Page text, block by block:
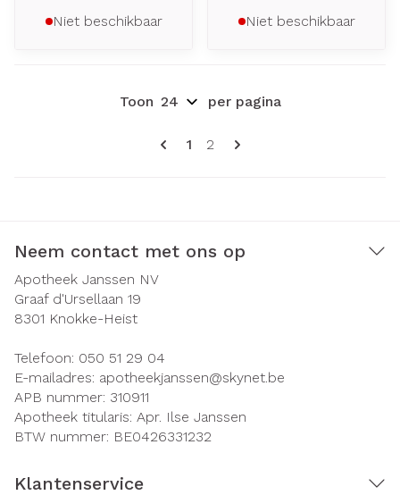
Niet beschikbaar Niet beschikbaar
Pagina's
U lees momenteel pagina
1 Pagina
2
Toon per pagina
Neem contact met ons op
Apotheek Janssen NV
Graaf d'Ursellaan 19
8301 Knokke-Heist
Telefoon: 050 51 29 04
E-mailadres: apotheekjanssen@skynet.be
APB nummer: 310911
Apotheek titularis: Apr. Ilse Janssen
BTW nummer: BE0426331232
Klantenservice